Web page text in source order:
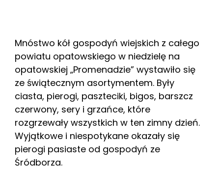
Mnóstwo kół gospodyń wiejskich z całego
powiatu opatowskiego w niedzielę na
opatowskiej „Promenadzie” wystawiło się
ze świątecznym asortymentem. Były
ciasta, pierogi, paszteciki, bigos, barszcz
czerwony, sery i grzańce, które
rozgrzewały wszystkich w ten zimny dzień.
Wyjątkowe i niespotykane okazały się
pierogi pasiaste od gospodyń ze
Śródborza.